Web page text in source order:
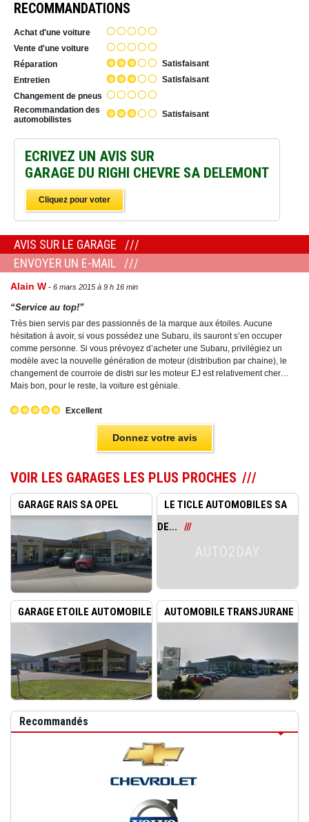
RECOMMANDATIONS
Achat d'une voiture
Vente d'une voiture
Réparation
Satisfaisant
Entretien
Satisfaisant
Changement de pneus
Recommandation des
automobilistes
Satisfaisant
ECRIVEZ UN AVIS SUR
GARAGE DU RIGHI CHEVRE SA DELEMONT
Cliquez pour voter
AVIS SUR LE GARAGE
ENVOYER UN E-MAIL
Alain W 6 mars 2015 à 9 h 16 min
“Service au top!”
Très bien servis par des passionnés de la marque aux étoiles. Aucune
hésitation à avoir, si vous possédez une Subaru, ils sauront s’en occuper
comme personne. Si vous prévoyez d’acheter une Subaru, privilégiez un
modèle avec la nouvelle génération de moteur (distribution par chaine), le
changement de courroie de distri sur les moteur EJ est relativement cher…
Mais bon, pour le reste, la voiture est géniale.
Excellent
Donnez votre avis
VOIR LES GARAGES LES PLUS PROCHES
GARAGE RAIS SA OPEL
LE TICLE AUTOMOBILES SA
DE...
AUTO2DAY
GARAGE ETOILE AUTOMOBILE
AUTOMOBILE TRANSJURANE
Recommandés